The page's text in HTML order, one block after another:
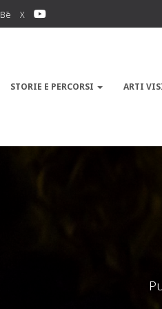
Bē X
STORIE E PERCORSI ARTI